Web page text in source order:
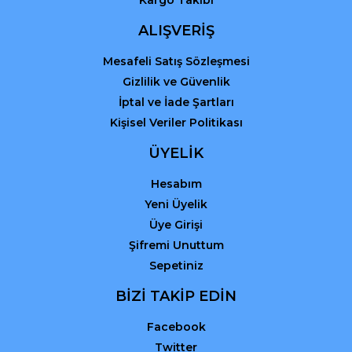
ALIŞVERİŞ
Mesafeli Satış Sözleşmesi
Gizlilik ve Güvenlik
İptal ve İade Şartları
Kişisel Veriler Politikası
ÜYELİK
Hesabım
Yeni Üyelik
Üye Girişi
Şifremi Unuttum
Sepetiniz
BİZİ TAKİP EDİN
Facebook
Twitter